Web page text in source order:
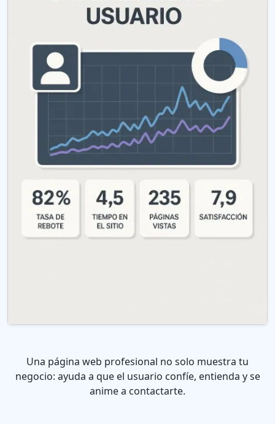
Una página web profesional no solo muestra tu
negocio: ayuda a que el usuario confíe, entienda y se
anime a contactarte.